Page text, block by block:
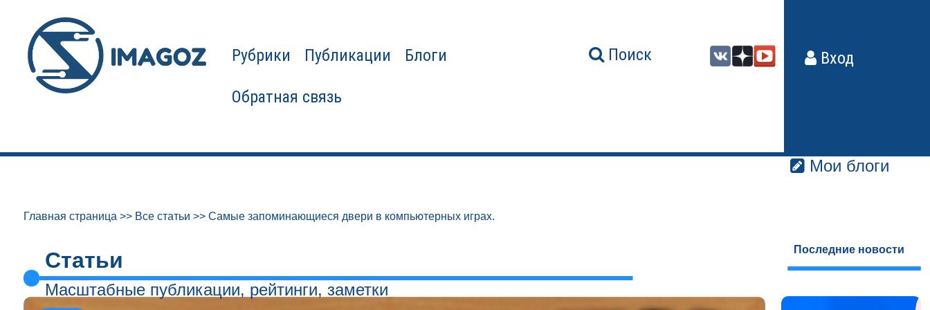
Рубрики Публикации Блоги
Обратная связь
Поиск Вход
Мои блоги
Главная страница >> Все статьи >> Самые запоминающиеся двери в компьютерных играх.
Статьи
Масштабные публикации, рейтинги, заметки
Последние новости